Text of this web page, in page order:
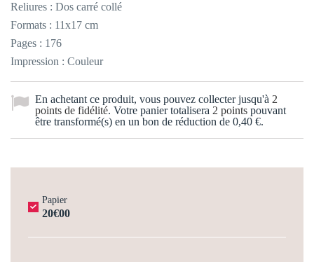
Reliures : Dos carré collé
Formats : 11x17 cm
Pages : 176
Impression : Couleur
En achetant ce produit, vous pouvez collecter jusqu'à 2
points de fidélité. Votre panier totalisera 2 points pouvant
être transformé(s) en un bon de réduction de 0,40 €.
Papier
20€00